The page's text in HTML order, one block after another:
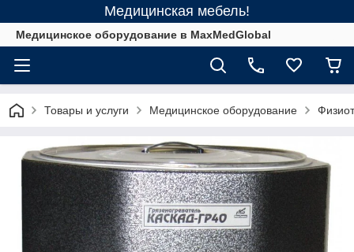
Медицинская мебель!
Медицинское оборудование в MaxMedGlobal
Товары и услуги Медицинское оборудование